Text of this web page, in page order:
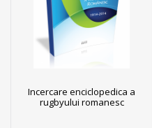
Incercare enciclopedica a
rugbyului romanesc